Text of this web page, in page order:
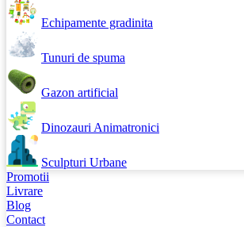
Echipamente gradinita
Tunuri de spuma
Gazon artificial
Dinozauri Animatronici
Sculpturi Urbane
Promotii
Livrare
Blog
Contact